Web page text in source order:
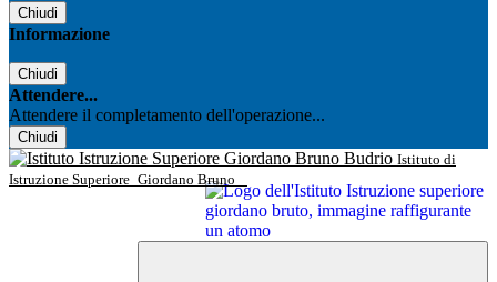
Chiudi
Informazione
Chiudi
Attendere...
Attendere il completamento dell'operazione...
Chiudi
Istituto di
Istruzione Superiore Giordano Bruno